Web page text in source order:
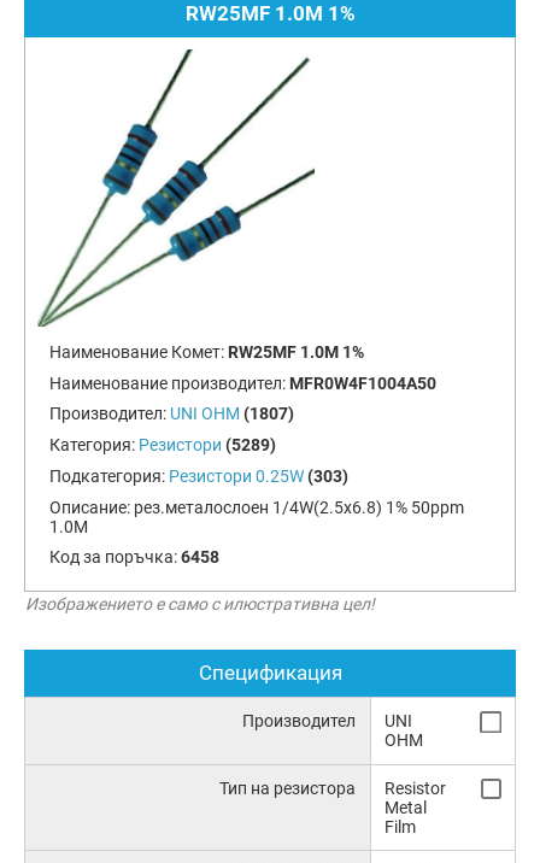
RW25MF 1.0M 1%
Наименование Комет: RW25MF 1.0M 1%
Наименование производител: MFR0W4F1004A50
Производител: UNI OHM (1807)
Категория: Резистори (5289)
Подкатегория: Резистори 0.25W (303)
Описание: рез.металослоен 1/4W(2.5x6.8) 1% 50ppm
1.0M
Код за поръчка:6458
Изображението е само с илюстративна цел!
Спецификация
Производител
UNI
OHM
Тип на резистора
Resistor
Metal
Film